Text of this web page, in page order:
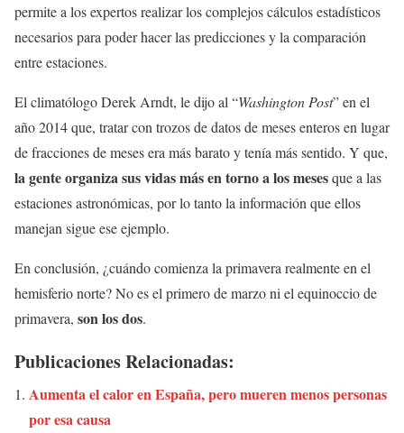
permite a los expertos realizar los complejos cálculos estadísticos
necesarios para poder hacer las predicciones y la comparación
entre estaciones.
El climatólogo Derek Arndt, le dijo al “Washington Post” en el
año 2014 que, tratar con trozos de datos de meses enteros en lugar
de fracciones de meses era más barato y tenía más sentido. Y que,
la gente organiza sus vidas más en torno a los mesesque a las
estaciones astronómicas, por lo tanto la información que ellos
manejan sigue ese ejemplo.
En conclusión, ¿cuándo comienza la primavera realmente en el
hemisferio norte? No es el primero de marzo ni el equinoccio de
primavera, son los dos.
Publicaciones Relacionadas:
Aumenta el calor en España, pero mueren menos personas
por esa causa